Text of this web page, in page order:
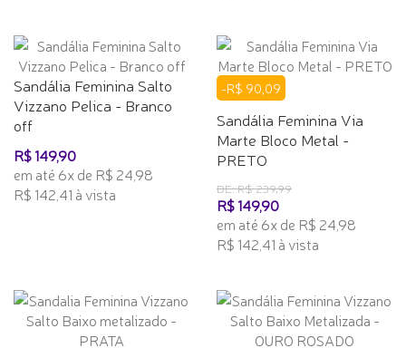
Sandália Feminina Salto
Vizzano Pelica - Branco
off
R$ 149,90
em até 6x de R$ 24,98
R$ 142,41 à vista
-R$ 90,09
Sandália Feminina Via
Marte Bloco Metal -
PRETO
DE: R$ 239,99
R$ 149,90
em até 6x de R$ 24,98
R$ 142,41 à vista